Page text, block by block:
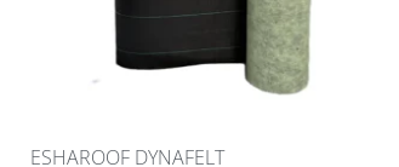
ESHAROOF DYNAFELT